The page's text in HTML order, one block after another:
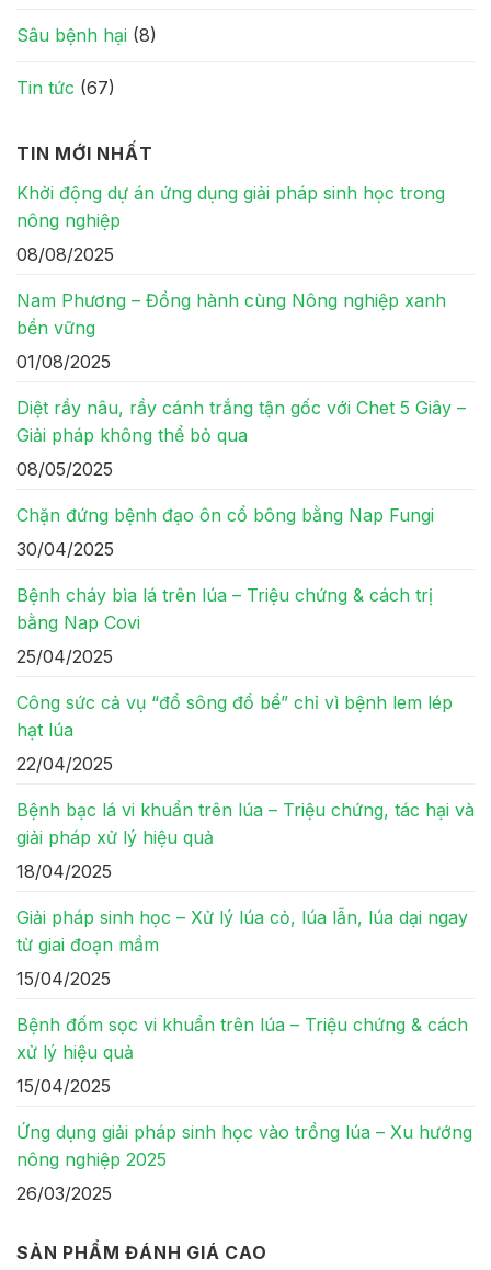
Sâu bệnh hại (8)
Tin tức (67)
TIN MỚI NHẤT
Khởi động dự án ứng dụng giải pháp sinh học trong
nông nghiệp
08/08/2025
Nam Phương – Đồng hành cùng Nông nghiệp xanh
bền vững
01/08/2025
Diệt rầy nâu, rầy cánh trắng tận gốc với Chet 5 Giây –
Giải pháp không thể bỏ qua
08/05/2025
Chặn đứng bệnh đạo ôn cổ bông bằng Nap Fungi
30/04/2025
Bệnh cháy bìa lá trên lúa – Triệu chứng & cách trị
bằng Nap Covi
25/04/2025
Công sức cả vụ “đổ sông đổ bể” chỉ vì bệnh lem lép
hạt lúa
22/04/2025
Bệnh bạc lá vi khuẩn trên lúa – Triệu chứng, tác hại và
giải pháp xử lý hiệu quả
18/04/2025
Giải pháp sinh học – Xử lý lúa cỏ, lúa lẫn, lúa dại ngay
từ giai đoạn mầm
15/04/2025
Bệnh đốm sọc vi khuẩn trên lúa – Triệu chứng & cách
xử lý hiệu quả
15/04/2025
Ứng dụng giải pháp sinh học vào trồng lúa – Xu hướng
nông nghiệp 2025
26/03/2025
SẢN PHẨM ĐÁNH GIÁ CAO